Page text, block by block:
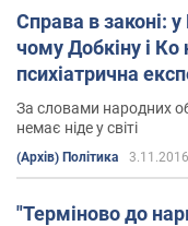
Справа в законі:
чому Добкіну і Ко
психіатрична
За словами народних
немає ніде у світі
(Архів) Політика
"Терміново до